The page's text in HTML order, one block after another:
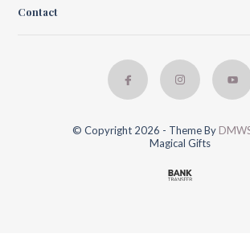
Contact
© Copyright 2026 - Theme By
Magical Gifts